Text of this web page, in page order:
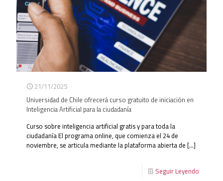
21/11/2025
Universidad de Chile ofrecerá curso gratuito de iniciación en
Inteligencia Artificial para la ciudadanía
Curso sobre inteligencia artificial gratis y para toda la
ciudadanía El programa online, que comienza el 24 de
noviembre, se articula mediante la plataforma abierta de[…]
Seguir Leyendo